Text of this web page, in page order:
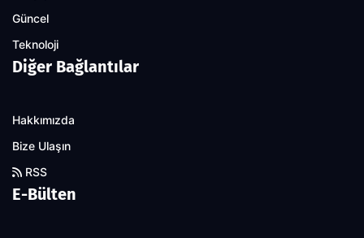
Güncel
Teknoloji
Diğer Bağlantılar
Hakkımızda
Bize Ulaşın
RSS
E-Bülten